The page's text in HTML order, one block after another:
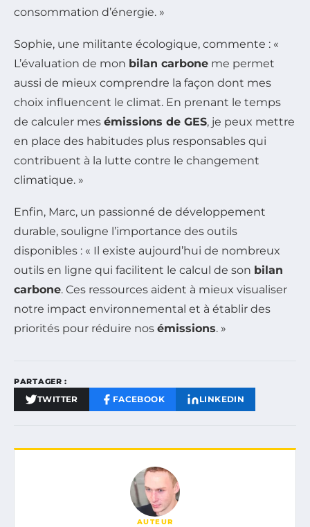
consommation d’énergie. »
Sophie, une militante écologique, commente : «
L’évaluation de mon bilan carbone me permet
aussi de mieux comprendre la façon dont mes
choix influencent le climat. En prenant le temps
de calculer mes émissions de GES, je peux mettre
en place des habitudes plus responsables qui
contribuent à la lutte contre le changement
climatique. »
Enfin, Marc, un passionné de développement
durable, souligne l’importance des outils
disponibles : « Il existe aujourd’hui de nombreux
outils en ligne qui facilitent le calcul de son bilan
carbone. Ces ressources aident à mieux visualiser
notre impact environnemental et à établir des
priorités pour réduire nos émissions. »
PARTAGER :
TWITTER FACEBOOK LINKEDIN
AUTEUR